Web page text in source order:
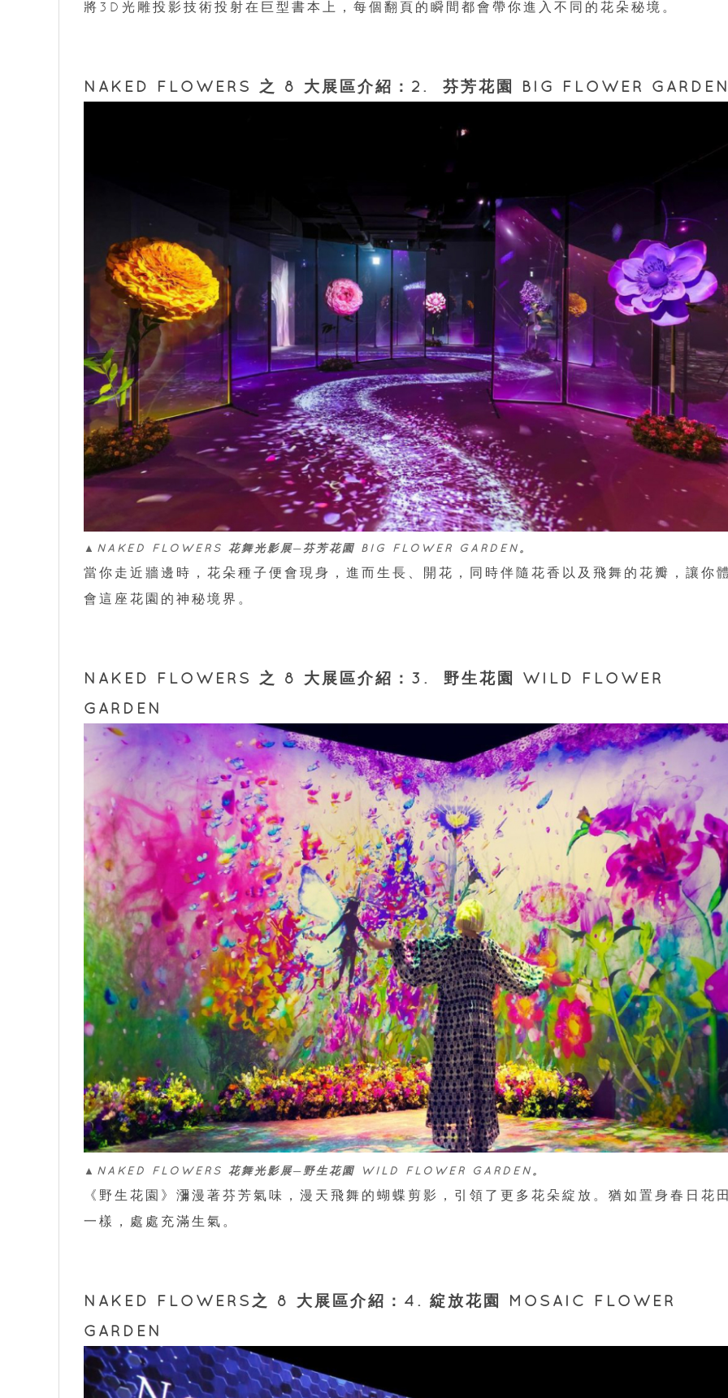
將3D光雕投影技術投射在巨型書本上，每個翻頁的瞬間都會帶你進入不同的花朵秘境。
NAKED FLOWERS 之 8 大展區介紹：2. 芬芳花園 BIG FLOWER
▲NAKED FLOWERS 花舞光影展─芬芳花園 BIG FLOWER GARDEN。
當你走近牆邊時，花朵種子便會現身，進而生長、開花，同時伴隨花香以及飛舞的花瓣，讓你
會這座花園的神秘境界。
NAKED FLOWERS 之 8 大展區介紹：3. 野生花園 WILD FLOWER
GARDEN
▲NAKED FLOWERS 花舞光影展─野生花園 WILD FLOWER GARDEN 。
《野生花園》瀰漫著芬芳氣味，漫天飛舞的蝴蝶剪影，引領了更多花朵綻放。猶如置身春日花
一樣，處處充滿生氣。
NAKED FLOWERS之 8 大展區介紹：4. 綻放花園 MOSAIC FLOWER
GARDEN